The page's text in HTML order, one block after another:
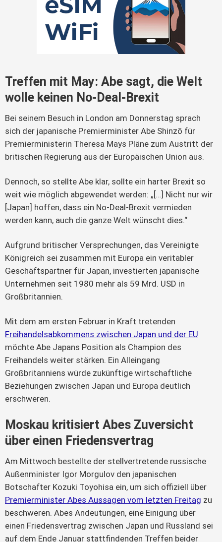
Treffen mit May: Abe sagt, die Welt
wolle keinen No-Deal-Brexit
Bei seinem Besuch in London am Donnerstag sprach
sich der japanische Premierminister Abe Shinzō für
Premierministerin Theresa Mays Pläne zum Austritt der
britischen Regierung aus der Europäischen Union aus.
Dennoch, so stellte Abe klar, sollte ein harter Brexit so
weit wie möglich abgewendet werden: „[…] Nicht nur wir
[Japan] hoffen, dass ein No-Deal-Brexit vermieden
werden kann, auch die ganze Welt wünscht dies.“
Aufgrund britischer Versprechungen, das Vereinigte
Königreich sei zusammen mit Europa ein veritabler
Geschäftspartner für Japan, investierten japanische
Unternehmen seit 1980 mehr als 59 Mrd. USD in
Großbritannien.
Mit dem am ersten Februar in Kraft tretenden
Freihandelsabkommens zwischen Japan und der EU
möchte Abe Japans Position als Champion des
Freihandels weiter stärken. Ein Alleingang
Großbritanniens würde zukünftige wirtschaftliche
Beziehungen zwischen Japan und Europa deutlich
erschweren.
Moskau kritisiert Abes Zuversicht
über einen Friedensvertrag
Am Mittwoch bestellte der stellvertretende russische
Außenminister Igor Morgulov den japanischen
Botschafter Kozuki Toyohisa ein, um sich offiziell über
Premierminister Abes Aussagen vom letzten Freitag zu
beschweren. Abes Andeutungen, eine Einigung über
einen Friedensvertrag zwischen Japan und Russland sei
auf dem Ende Januar stattfindenden Treffen beider